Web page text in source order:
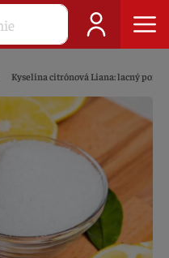
Kyselina citrónová Liana: lacný